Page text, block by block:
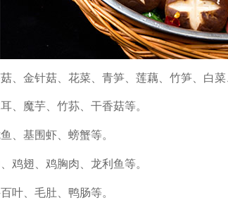
菇、金针菇、花菜、青笋、莲藕、竹笋、白
耳、魔芋、竹荪、干香菇等。
鱼、基围虾、螃蟹等。
、鸡翅、鸡胸肉、龙利鱼等。
百叶、毛肚、鸭肠等。